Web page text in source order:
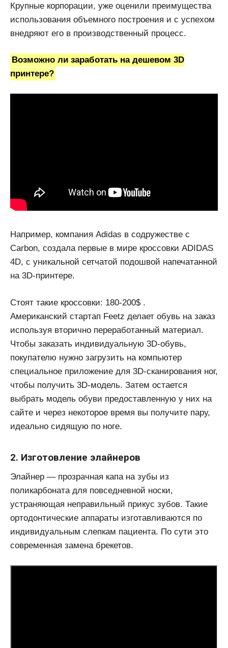
Крупные корпорации, уже оценили преимущества
использования объемного построения и с успехом
внедряют его в производственный процесс.
Возможно ли заработать на дешевом 3D
принтере?
Например, компания Adidas в содружестве с
Carbon, создала первые в мире кроссовки ADIDAS
4D, с уникальной сетчатой подошвой напечатанной
на 3D-принтере.
Стоят такие кроссовки: 180-200$ .
Американский стартап Feetz делает обувь на заказ
используя вторично переработанный материал.
Чтобы заказать индивидуальную 3D-обувь,
покупателю нужно загрузить на компьютер
специальное приложение для 3D-сканирования ног,
чтобы получить 3D-модель. Затем остается
выбрать модель обуви предоставленную у них на
сайте и через некоторое время вы получите пару,
идеально сидящую по ноге.
2. Изготовление элайнеров
Элайнер — прозрачная капа на зубы из
поликарбоната для повседневной носки,
устраняющая неправильный прикус зубов. Такие
ортодонтические аппараты изготавливаются по
индивидуальным слепкам пациента. По сути это
современная замена брекетов.